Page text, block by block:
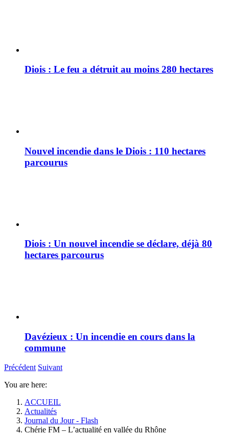
Diois : Le feu a détruit au moins 280 hectares
Nouvel incendie dans le Diois : 110 hectares
parcourus
Diois : Un nouvel incendie se déclare, déjà 80
hectares parcourus
Davézieux : Un incendie en cours dans la
commune
Précédent Suivant
You are here:
ACCUEIL
Actualités
Journal du Jour - Flash
Chérie FM – L’actualité en vallée du Rhône